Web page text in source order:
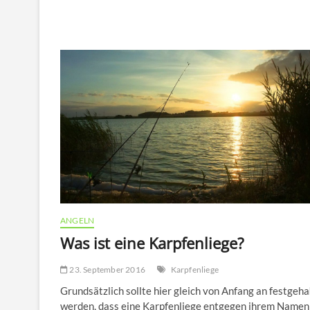
ins
ANGELN
Was ist eine Karpfenliege?
23. September 2016 Karpfenliege
Grundsätzlich sollte hier gleich von Anfang an
werden, dass eine Karpfenliege entgegen ihrem Namen